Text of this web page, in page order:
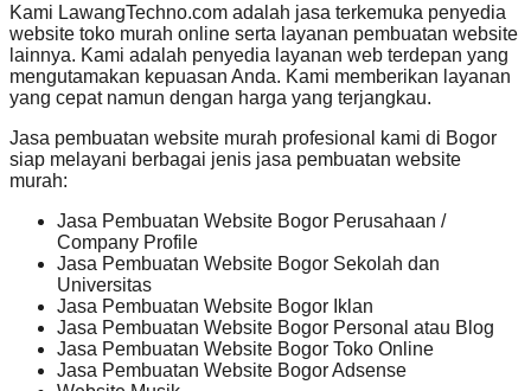
Kami LawangTechno.com adalah jasa terkemuka penyedia
website toko murah online serta layanan pembuatan website
lainnya. Kami adalah penyedia layanan web terdepan yang
mengutamakan kepuasan Anda. Kami memberikan layanan
yang cepat namun dengan harga yang terjangkau.
Jasa pembuatan website murah profesional kami di Bogor
siap melayani berbagai jenis jasa pembuatan website
murah:
Jasa Pembuatan Website Bogor Perusahaan /
Company Profile
Jasa Pembuatan Website Bogor Sekolah dan
Universitas
Jasa Pembuatan Website Bogor Iklan
Jasa Pembuatan Website Bogor Personal atau Blog
Jasa Pembuatan Website Bogor Toko Online
Jasa Pembuatan Website Bogor Adsense